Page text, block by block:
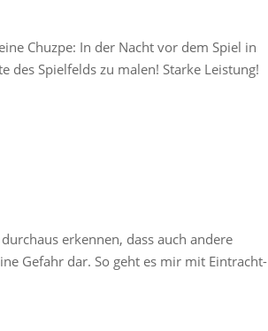
Chuzpe: In der Nacht vor dem Spiel in
des Spielfelds zu malen! Starke Leistung!
erkennen, dass auch andere
Gefahr dar. So geht es mir mit Eintracht-